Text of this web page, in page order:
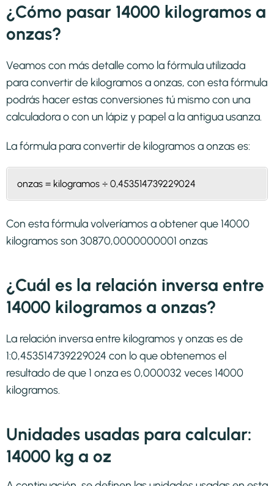
¿Cómo pasar 14000 kilogramos a
onzas?
Veamos con más detalle como la fórmula utilizada
para convertir de kilogramos a onzas, con esta fórmula
podrás hacer estas conversiones tú mismo con una
calculadora o con un lápiz y papel a la antigua usanza.
La fórmula para convertir de kilogramos a onzases:
onzas = kilogramos ÷ 0,453514739229024
Con esta fórmula volveríamos a obtener que 14000
kilogramos son 30870,0000000001 onzas
¿Cuál es la relación inversa entre
14000 kilogramos a onzas?
La relación inversa entre kilogramos y onzas es de
1:0,453514739229024 con lo que obtenemos el
resultado de que 1 onza es 0,000032 veces 14000
kilogramos.
Unidades usadas para calcular:
14000 kg a oz